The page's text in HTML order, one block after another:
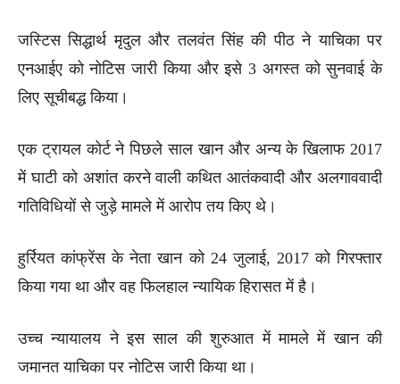
जस्टिस सिद्धार्थ मृदुल और तलवंत सिंह की पीठ ने याचिका पर
एनआईए को नोटिस जारी किया और इसे 3 अगस्त को सुनवाई के
लिए सूचीबद्ध किया।
एक ट्रायल कोर्ट ने पिछले साल खान और अन्य के खिलाफ 2017
में घाटी को अशांत करने वाली कथित आतंकवादी और अलगाववादी
गतिविधियों से जुड़े मामले में आरोप तय किए थे।
हुर्रियत कांफ्रेंस के नेता खान को 24 जुलाई, 2017 को गिरफ्तार
किया गया था और वह फिलहाल न्यायिक हिरासत में है।
उच्च न्यायालय ने इस साल की शुरुआत में मामले में खान की
जमानत याचिका पर नोटिस जारी किया था।